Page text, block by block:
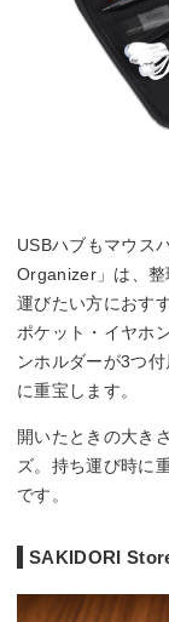
USBハブもマウス
Organizer」は、整
運びたい方におす
ポケット・イヤホ
ンホルダーが3つ
に重宝します。
開いたときの大き
ズ。持ち運び時に
です。
SAKIDORI